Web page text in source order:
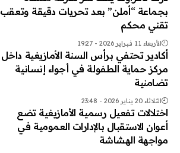
بجماعة “أملن” بعد تحريات دقيقة وتعقب
تقني محكم
الأربعاء 11 فبراير 2026 - 19:27
أكادير تحتفي برأس السنة الأمازيغية داخل
مركز حماية الطفولة في أجواء إنسانية
تضامنية
الثلاثاء 20 يناير 2026 - 23:48
اختلالات تفعيل رسمية الأمازيغية تضع
أعوان الاستقبال بالإدارات العمومية في
مواجهة الهشاشة